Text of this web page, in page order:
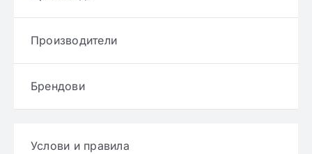
Производители
Брендови
Услови и правила